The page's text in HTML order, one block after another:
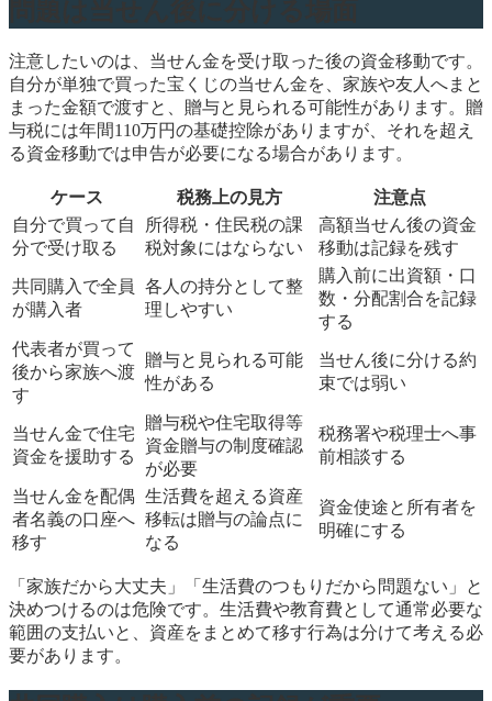
注意したいのは、当せん金を受け取った後の資金移動です。
自分が単独で買った宝くじの当せん金を、家族や友人へまと
まった金額で渡すと、贈与と見られる可能性があります。贈
与税には年間110万円の基礎控除がありますが、それを超え
る資金移動では申告が必要になる場合があります。
ケース 税務上の見方
注意点
自分で買って自
分で受け取る
所得税・住民税の課
税対象にはならない
高額当せん後の資金
移動は記録を残す
共同購入で全員
が購入者
各人の持分として整
理しやすい
購入前に出資額・口
数・分配割合を記録
する
代表者が買って
後から家族へ渡
す
贈与と見られる可能
性がある
当せん後に分ける約
束では弱い
当せん金で住宅
資金を援助する
贈与税や住宅取得等
資金贈与の制度確認
が必要
税務署や税理士へ事
前相談する
当せん金を配偶
者名義の口座へ
移す
生活費を超える資産
移転は贈与の論点に
なる
資金使途と所有者を
明確にする
「家族だから大丈夫」「生活費のつもりだから問題ない」と
決めつけるのは危険です。生活費や教育費として通常必要な
範囲の支払いと、資産をまとめて移す行為は分けて考える必
要があります。